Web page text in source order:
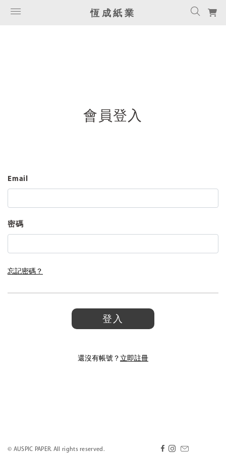
恆成紙業
會員登入
Email
密碼
忘記密碼？
登入
還沒有帳號？ 立即註冊
© AUSPIC PAPER. All rights reserved.